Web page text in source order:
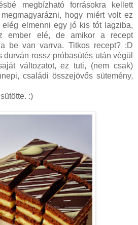
megbízható forrásokra kellett
hogy miért volt ez
elmenni egy jó kis tót lagziba,
ember elé, de amikor a recept
be van varrva. Titkos recept? :D
rossz próbasütés után végül
változatot, ez tuti, (nem csak)
családi összejövős sütemény,
:)